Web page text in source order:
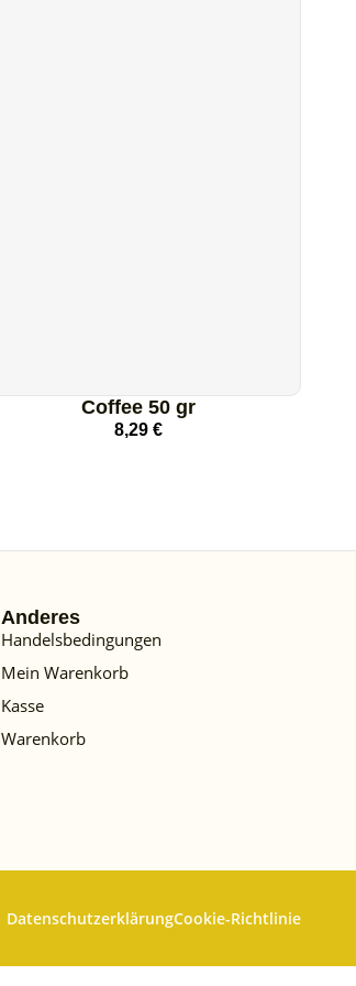
Coffee 50 gr
8,29 €
Anderes
Handelsbedingungen
Mein Warenkorb
Kasse
Warenkorb
DatenschutzerklärungCookie-Richtlinie